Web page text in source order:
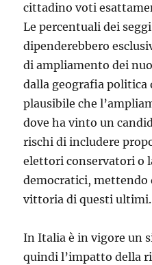
cittadino voti
Le percentuali dei
dipenderebbero
di ampliamento dei
dalla geografia
plausibile che
dove ha vinto un
rischi di includere
elettori conservatori o
democratici, mettendo
vittoria di questi ultimi.
In Italia è in vigore un
quindi l’impatto della